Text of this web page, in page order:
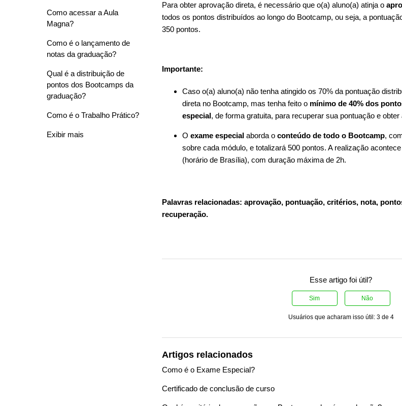
Como acessar a Aula
Magna?
Como é o lançamento de
notas da graduação?
Qual é a distribuição de
pontos dos Bootcamps da
graduação?
Como é o Trabalho Prático?
Exibir mais
Para obter aprovação direta, é necessário que o(a) aluno(a) atinja o
todos os pontos distribuídos ao longo do Bootcamp, ou seja, a
350 pontos.
Importante:
Caso o(a) aluno(a) não tenha atingido os 70% da pontuação
direta no Bootcamp, mas tenha feito o mínimo de 40% dos
especial, de forma gratuita, para recuperar sua pontuação e
Oexame especial aborda oconteúdo de todo o Bootcamp,
sobre cada módulo, e totalizará 500 pontos. A realização
(horário de Brasília), com duração máxima de 2h.
Palavras relacionadas: aprovação, pontuação, critérios, nota,
recuperação.
Esse artigo foi útil?
Sim Não
Usuários que acharam isso útil: 3 de 4
Artigos relacionados
Como é o Exame Especial?
Certificado de conclusão de curso